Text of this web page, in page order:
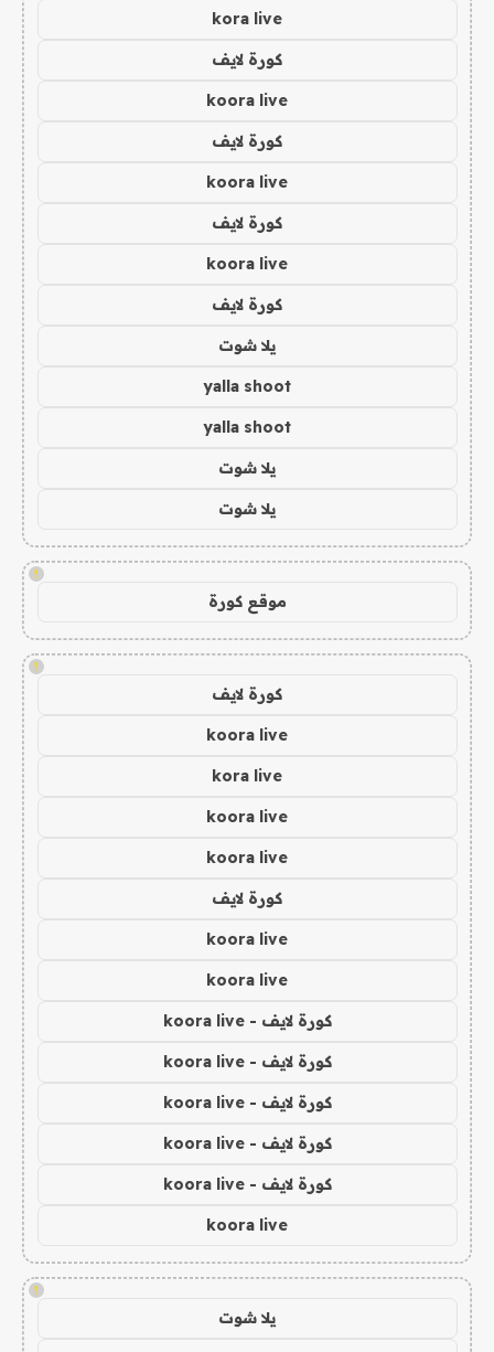
kora live
كورة لايف
koora live
كورة لايف
koora live
كورة لايف
koora live
كورة لايف
يلا شوت
yalla shoot
yalla shoot
يلا شوت
يلا شوت
!
موقع كورة
!
كورة لايف
koora live
kora live
koora live
koora live
كورة لايف
koora live
koora live
كورة لايف - koora live
كورة لايف - koora live
كورة لايف - koora live
كورة لايف - koora live
كورة لايف - koora live
koora live
!
يلا شوت